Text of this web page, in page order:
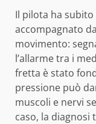
Il pilota ha
accompagnato
movimento:
l’allarme tra i
fretta è stato
pressione può
muscoli e nervi
caso, la diagnosi